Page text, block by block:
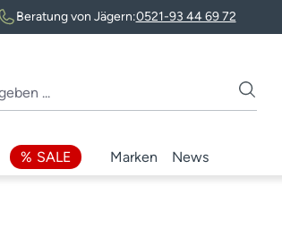
Beratung von Jägern:0521-93 44 69 72
SALE Marken News